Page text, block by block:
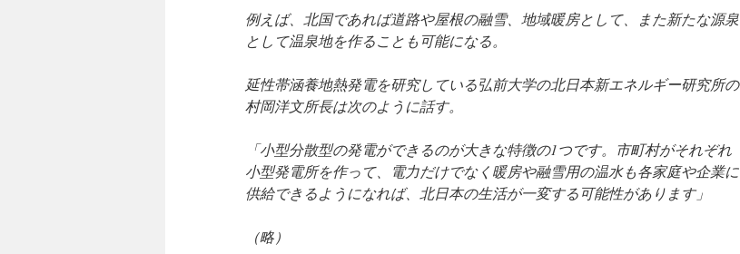
例えば、北国であれば道路や屋根の融雪、地域暖房として、また新たな源泉
として温泉地を作ることも可能になる。
延性帯涵養地熱発電を研究している弘前大学の北日本新エネルギー研究所の
村岡洋文所長は次のように話す。
「小型分散型の発電ができるのが大きな特徴の1つです。市町村がそれぞれ
小型発電所を作って、電力だけでなく暖房や融雪用の温水も各家庭や企業に
供給できるようになれば、北日本の生活が一変する可能性があります」
（略）